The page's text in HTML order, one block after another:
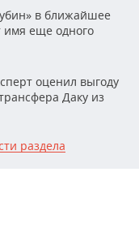
в ближайшее
имя еще одного
оценил выгоду
Даку из
раздела